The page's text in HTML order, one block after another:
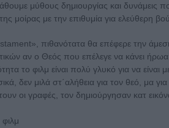
μύθους δημιουργίας και δυνάμεις
μοίρας με την επιθυμία για ελεύθερη
πιθανότατα θα επέφερε την
αν ο Θεός που επέλεγε να κάνει ήρωα
το φιλμ είναι πολύ γλυκό για να
δεν μιλά στ΄αλήθεια για τον θεό, μα
οι γραφές, τον δημιούργησαν κατ